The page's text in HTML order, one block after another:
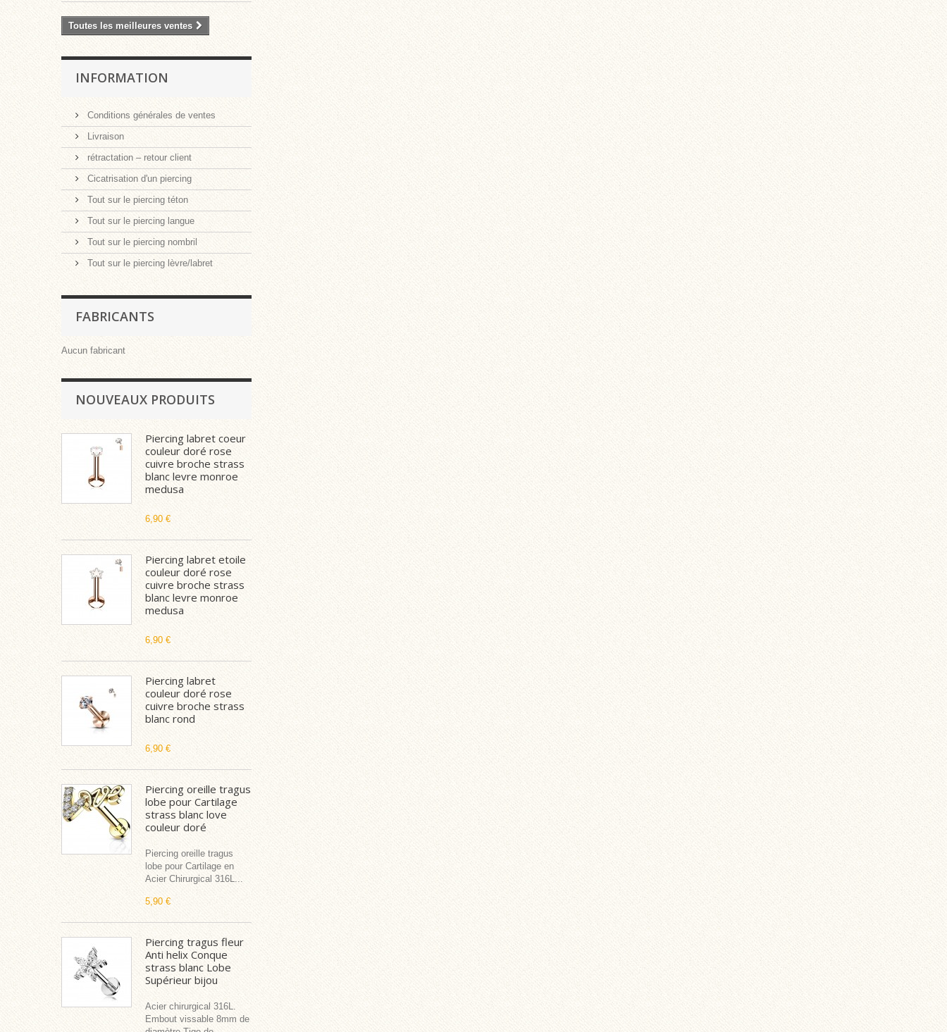
Toutes les meilleures ventes
INFORMATION
Conditions générales de ventes
Livraison
rétractation – retour client
Cicatrisation d'un piercing
Tout sur le piercing téton
Tout sur le piercing langue
Tout sur le piercing nombril
Tout sur le piercing lèvre/labret
FABRICANTS
Aucun fabricant
NOUVEAUX PRODUITS
Piercing labret coeur
couleur doré rose
cuivre broche strass
blanc levre monroe
medusa
6,90 €
Piercing labret etoile
couleur doré rose
cuivre broche strass
blanc levre monroe
medusa
6,90 €
Piercing labret
couleur doré rose
cuivre broche strass
blanc rond
6,90 €
Piercing oreille tragus
lobe pour Cartilage
strass blanc love
couleur doré
Piercing oreille tragus
lobe pour Cartilage en
Acier Chirurgical 316L...
5,90 €
Piercing tragus fleur
Anti helix Conque
strass blanc Lobe
Supérieur bijou
Acier chirurgical 316L.
Embout vissable 8mm de